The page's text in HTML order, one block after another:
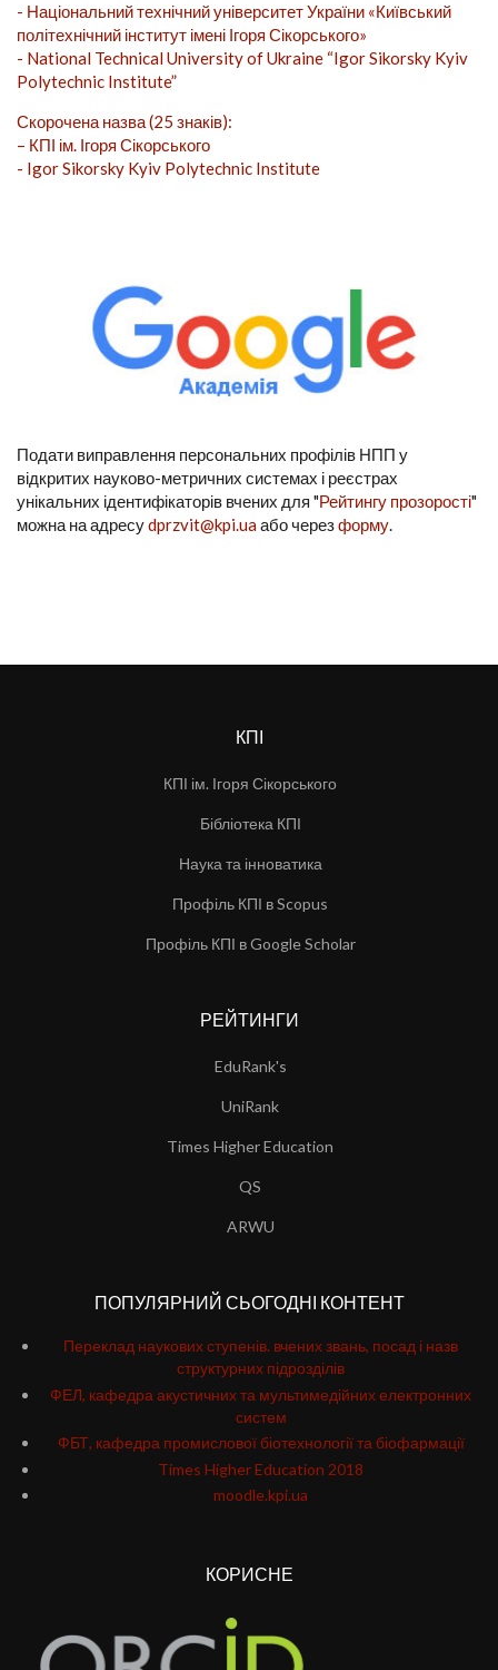
- Національний технічний університет України «Київський
політехнічний інститут імені Ігоря Сікорського»
- National Technical University of Ukraine “Igor Sikorsky Kyiv
Polytechnic Institute”
Скорочена назва (25 знаків):
– КПІ ім. Ігоря Сікорського
- Igor Sikorsky Kyiv Polytechnic Institute
Подати виправлення персональних профілів НПП у
відкритих науково-метричних системах і реєстрах
унікальних ідентифікаторів вчених для "Рейтингу прозорості"
можна на адресуdprzvit@kpi.uaабо черезформу.
КПІ
КПІ ім. Ігоря Сікорського
Бібліотека КПІ
Наука та інноватика
Профіль КПІ в Scopus
Профіль КПІ в Google Scholar
РЕЙТИНГИ
EduRank's
UniRank
Times Higher Education
QS
ARWU
ПОПУЛЯРНИЙ СЬОГОДНІ КОНТЕНТ
Переклад наукових ступенів. вчених звань, посад і назв
структурних підрозділів
ФЕЛ, кафедра акустичних та мультимедійних електронних
систем
ФБТ, кафедра промислової біотехнології та біофармації
Times Higher Education 2018
moodle.kpi.ua
КОРИСНЕ